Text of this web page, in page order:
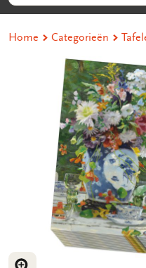
Home Categorieën